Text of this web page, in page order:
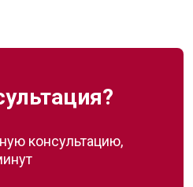
консультацию,